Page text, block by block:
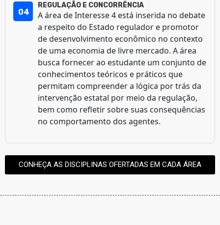
04
REGULAÇÃO E CONCORRÊNCIA
A área de Interesse 4 está inserida no debate
a respeito do Estado regulador e promotor
de desenvolvimento econômico no contexto
de uma economia de livre mercado. A área
busca fornecer ao estudante um conjunto de
conhecimentos teóricos e práticos que
permitam compreender a lógica por trás da
intervenção estatal por meio da regulação,
bem como refletir sobre suas consequências
no comportamento dos agentes.
CONHEÇA AS DISCIPLINAS OFERTADAS EM CADA ÁREA